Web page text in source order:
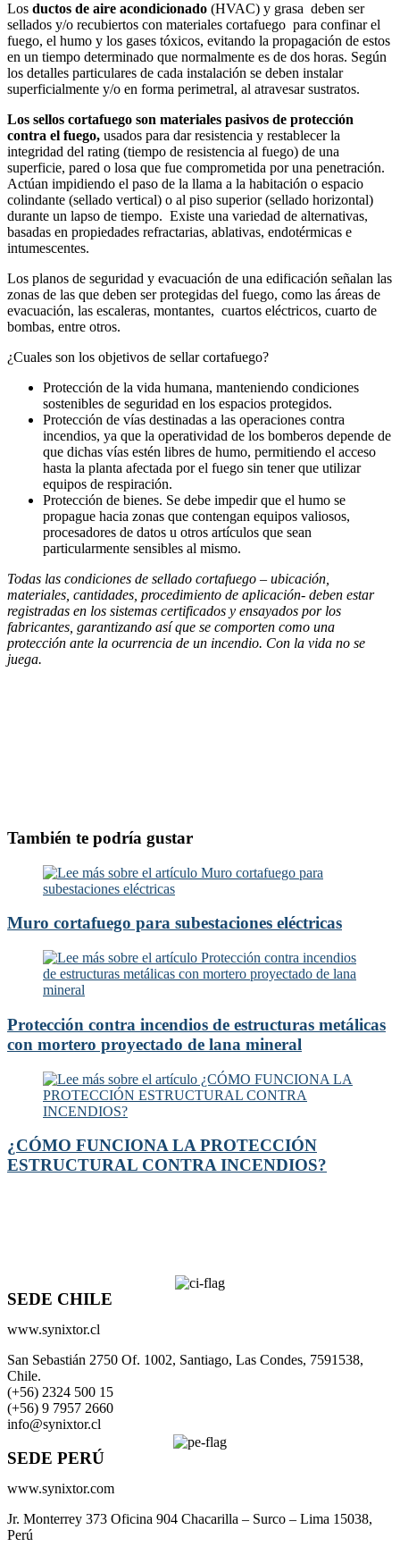
Los ductos de aire acondicionado (HVAC) y grasa deben ser
sellados y/o recubiertos con materiales cortafuego para confinar el
fuego, el humo y los gases tóxicos, evitando la propagación de estos
en un tiempo determinado que normalmente es de dos horas. Según
los detalles particulares de cada instalación se deben instalar
superficialmente y/o en forma perimetral, al atravesar sustratos.
Los sellos cortafuego son materiales pasivos de protección
contra el fuego, usados para dar resistencia y restablecer la
integridad del rating (tiempo de resistencia al fuego) de una
superficie, pared o losa que fue comprometida por una penetración.
Actúan impidiendo el paso de la llama a la habitación o espacio
colindante (sellado vertical) o al piso superior (sellado horizontal)
durante un lapso de tiempo. Existe una variedad de alternativas,
basadas en propiedades refractarias, ablativas, endotérmicas e
intumescentes.
Los planos de seguridad y evacuación de una edificación señalan las
zonas de las que deben ser protegidas del fuego, como las áreas de
evacuación, las escaleras, montantes, cuartos eléctricos, cuarto de
bombas, entre otros.
¿Cuales son los objetivos de sellar cortafuego?
Protección de la vida humana, manteniendo condiciones
sostenibles de seguridad en los espacios protegidos.
Protección de vías destinadas a las operaciones contra
incendios, ya que la operatividad de los bomberos depende de
que dichas vías estén libres de humo, permitiendo el acceso
hasta la planta afectada por el fuego sin tener que utilizar
equipos de respiración.
Protección de bienes. Se debe impedir que el humo se
propague hacia zonas que contengan equipos valiosos,
procesadores de datos u otros artículos que sean
particularmente sensibles al mismo.
Todas las condiciones de sellado cortafuego – ubicación,
materiales, cantidades, procedimiento de aplicación- deben estar
registradas en los sistemas certificados y ensayados por los
fabricantes, garantizando así que se comporten como una
protección ante la ocurrencia de un incendio. Con la vida no se
juega.
También te podría gustar
Muro cortafuego para subestaciones eléctricas
Protección contra incendios de estructuras metálicas
con mortero proyectado de lana mineral
¿CÓMO FUNCIONA LA PROTECCIÓN
ESTRUCTURAL CONTRA INCENDIOS?
SEDE CHILE
www.synixtor.cl
San Sebastián 2750 Of. 1002, Santiago, Las Condes, 7591538,
Chile.
(+56) 2324 500 15
(+56) 9 7957 2660
info@synixtor.cl
SEDE PERÚ
www.synixtor.com
Jr. Monterrey 373 Oficina 904 Chacarilla – Surco – Lima 15038,
Perú